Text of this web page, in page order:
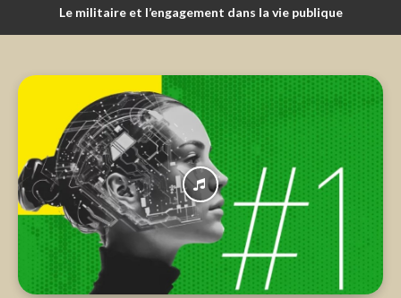
Le militaire et l’engagement dans la vie publique